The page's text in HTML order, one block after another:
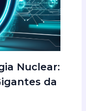
Nuclear:
da